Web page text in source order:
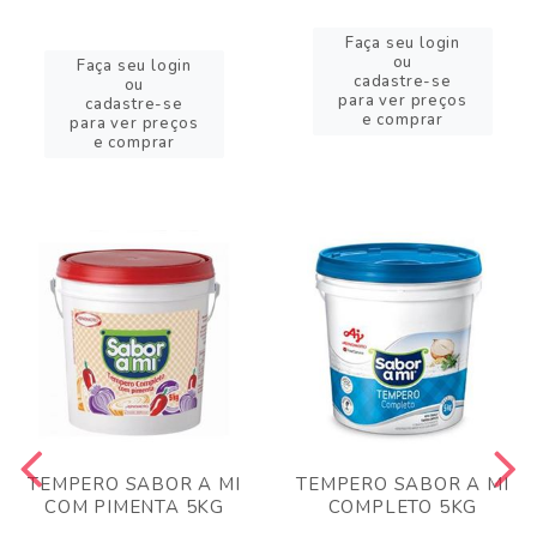
Faça seu login
ou
cadastre-se
para ver preços
e comprar
Faça seu login
ou
cadastre-se
para ver preços
e comprar
TEMPERO SABOR A MI
COM PIMENTA 5KG
TEMPERO SABOR A MI
COMPLETO 5KG